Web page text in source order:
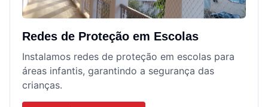
Redes de Proteção em Escolas
Instalamos redes de proteção em escolas para
áreas infantis, garantindo a segurança das
crianças.